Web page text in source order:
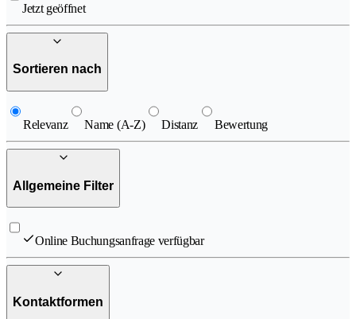
Jetzt geöffnet
Sortieren nach
Relevanz Name (A-Z) Distanz Bewertung
Allgemeine Filter
Online Buchungsanfrage verfügbar
Kontaktformen